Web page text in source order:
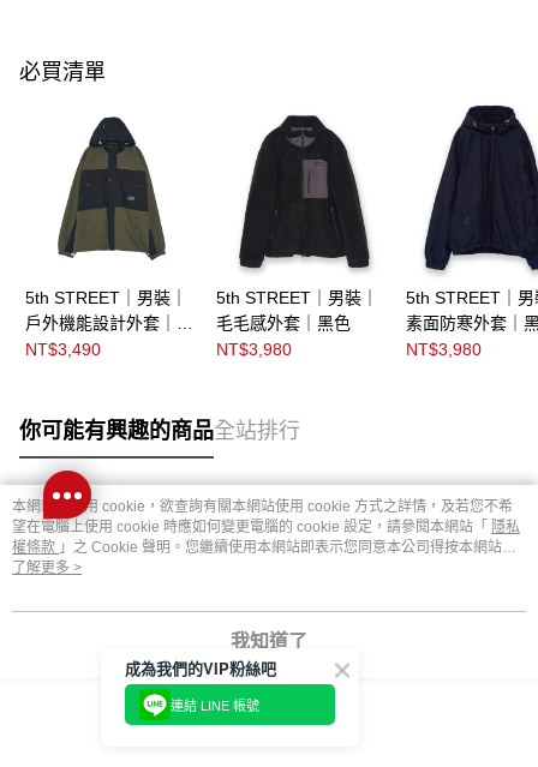
必買清單
5th STREET｜男裝｜
戶外機能設計外套｜綠
色
NT$3,490
5th STREET｜男裝｜
毛毛感外套｜黑色
NT$3,980
5th STREET｜男
素面防寒外套｜
NT$3,980
你可能有興趣的商品全站排行
熱門標籤
本網站中使用 cookie，欲查詢有關本網站使用 cookie 方式之詳情，及若您不希
望在電腦上使用 cookie 時應如何變更電腦的 cookie 設定，請參閱本網站「 隱私
權條款 」之 Cookie 聲明。您繼續使用本網站即表示您同意本公司得按本網站使
用條款之 Cookie 聲明使用 cookie。
了解更多 >
我知道了
成為我們的VIP粉絲吧
連結 LINE 帳號